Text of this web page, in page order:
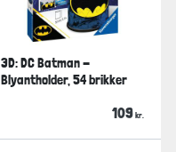
3D: DC Batman -
Blyantholder, 54 brikker
109 kr.